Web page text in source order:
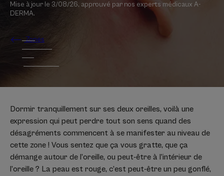
Mise à jour le 3/08/26, approuvé par nos experts médicaux A-
DERMA.
Zones
Dormir tranquillement sur ses deux oreilles, voilà une
expression qui peut perdre tout son sens quand des
désagréments commencent à se manifester au niveau de
cette zone ! Vous sentez que ça vous gratte, que ça
démange autour de l’oreille, ou peut-être à l’intérieur de
l’oreille ? La peau est rouge, c’est peut-être un peu gonflé,